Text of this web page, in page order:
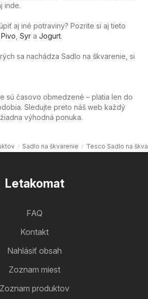
inde.
aj iné potraviny? Pozrite si aj tieto
Pivo Syr a Jogurt.
sa nachádza Sadlo na škvarenie, si
sú časovo obmedzené – platia len do
Sledujte preto náš web každý
výhodná ponuka.
Sadlo na škvarenie Tesco Sadlo na
Letakomat
FAQ
Kontakt
Nahlásiť obsah
Zoznam miest
Zoznam produktov